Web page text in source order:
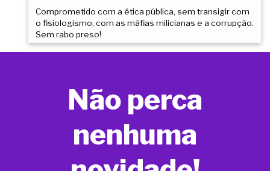
Comprometido com a ética pública, sem transigir com
o fisiologismo, com as máfias milicianas e a corrupção.
Sem rabo preso!
Não perca
nenhuma